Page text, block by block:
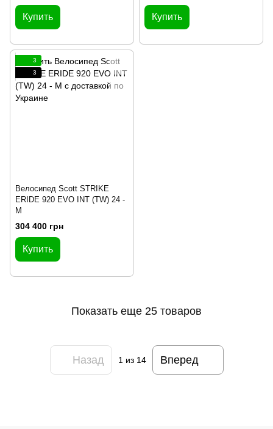
Купить Купить
3
3
Велосипед Scott STRIKE
ERIDE 920 EVO INT (TW) 24 -
M
304 400 грн
Купить
Показать еще 25 товаров
Назад 1 из 14 Вперед